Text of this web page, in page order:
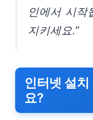
인에서 시작
지키세요.”
인터넷 설
요?